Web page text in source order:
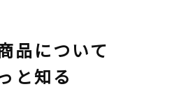
品について
と知る